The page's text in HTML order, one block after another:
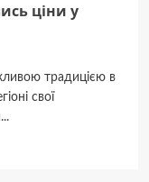
ціни у
традицією в
свої